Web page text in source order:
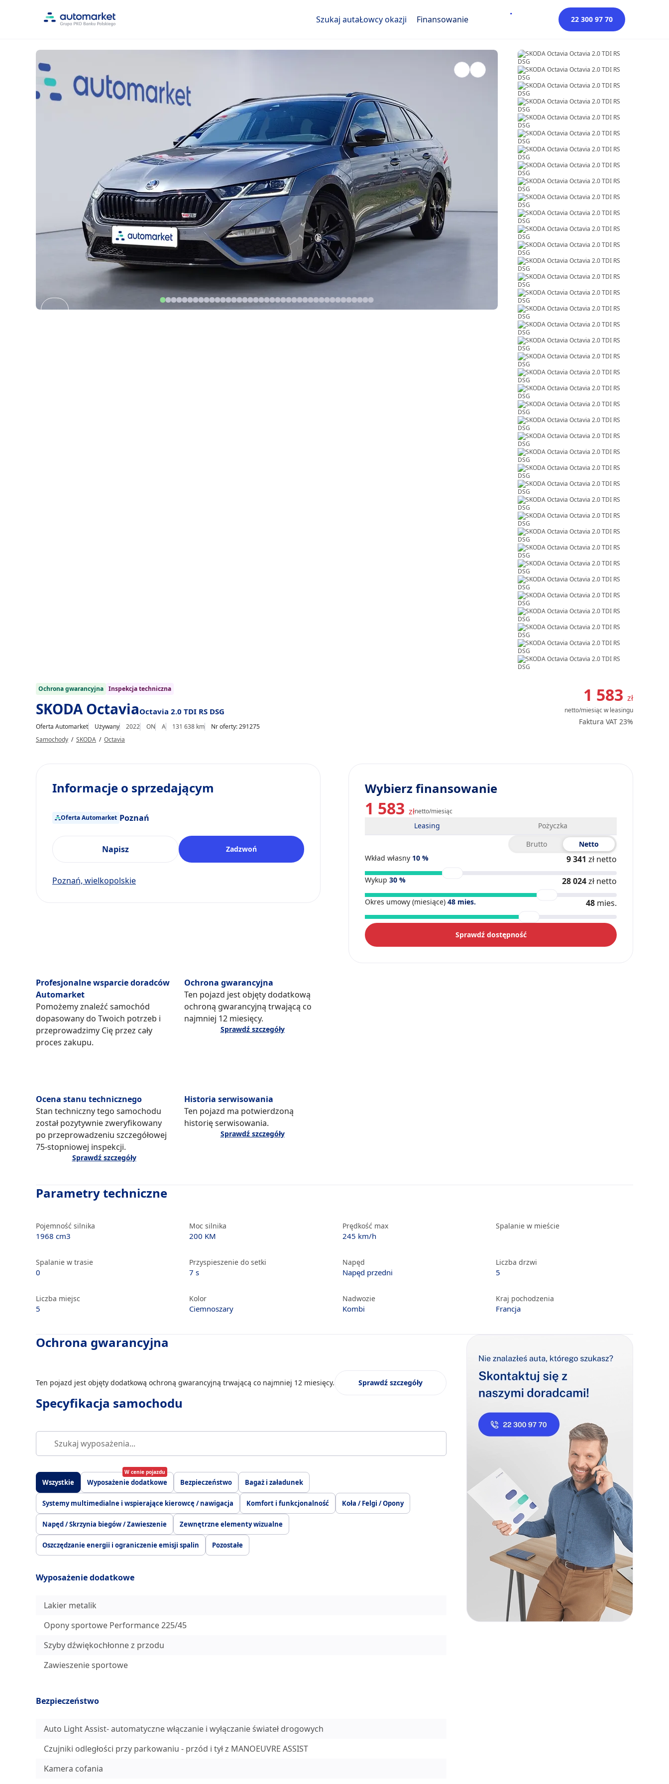
Szukaj autaŁowcy okazji Finansowanie 22 300 97 70
Ochrona gwarancyjna Inspekcja techniczna
SKODA OctaviaOctavia 2.0 TDI RS DSG
Oferta Automarket Używany 2022 ON A 131 638 km
Nr oferty: 291275
Samochody / SKODA / Octavia
1 583 zł
netto/miesiącw leasingu
Faktura VAT 23%
Wybierz finansowanie
1 583 złnetto/miesiąc
Leasing
Pożyczka
Brutto
Netto
Wkład własny 10 % 9 341 zł netto
Wykup 30 % 28 024zł netto
Okres umowy (miesiące) 48 mies. 48 mies.
Sprawdź dostępność
Profesjonalne wsparcie doradców
Automarket
Pomożemy znaleźć samochód
dopasowany do Twoich potrzeb i
przeprowadzimy Cię przez cały
proces zakupu.
Ochrona gwarancyjna
Ten pojazd jest objęty dodatkową
ochroną gwarancyjną trwającą co
najmniej 12 miesięcy.
Sprawdź szczegóły
Ocena stanu technicznego
Stan techniczny tego samochodu
został pozytywnie zweryfikowany
po przeprowadzeniu szczegółowej
75-stopniowej inspekcji.
Sprawdź szczegóły
Historia serwisowania
Ten pojazd ma potwierdzoną
historię serwisowania.
Sprawdź szczegóły
Parametry techniczne
Pojemność silnika
1968 cm3
Moc silnika
200 KM
Prędkość max
245 km/h
Spalanie w mieście
Spalanie w trasie
0
Przyspieszenie do setki
7 s
Napęd
Napęd przedni
Liczba drzwi
5
Liczba miejsc
5
Kolor
Ciemnoszary
Nadwozie
Kombi
Kraj pochodzenia
Francja
Ochrona gwarancyjna
Ten pojazd jest objęty dodatkową ochroną gwarancyjną trwającą co najmniej 12 miesięcy. Sprawdź szczegóły
Specyfikacja samochodu
Wszystkie Wyposażenie dodatkowe
W cenie pojazdu
Bezpieczeństwo Bagaż i załadunek
Systemy multimedialne i wspierające kierowcę / nawigacja Komfort i funkcjonalność Koła / Felgi / Opony
Napęd / Skrzynia biegów / Zawieszenie Zewnętrzne elementy wizualne
Oszczędzanie energii i ograniczenie emisji spalin Pozostałe
Wyposażenie dodatkowe
Lakier metalik
Opony sportowe Performance 225/45
Szyby dźwiękochłonne z przodu
Zawieszenie sportowe
Bezpieczeństwo
Auto Light Assist- automatyczne włączanie i wyłączanie świateł drogowych
Czujniki odległości przy parkowaniu - przód i tył z MANOEUVRE ASSIST
Kamera cofania
Informacje o sprzedającym
Oferta Automarket Poznań
Napisz Zadzwoń
Poznań, wielkopolskie